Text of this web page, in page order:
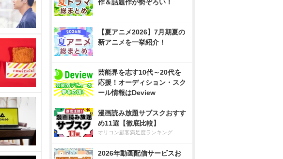
作＆話題作が勢ぞろい！
【夏アニメ2026】7月期夏の
新アニメを一挙紹介！
芸能界を志す10代～20代を
応援！オーディション・スク
ール情報はDeview
漫画読み放題サブスクおすす
め11選【徹底比較】
オリコン顧客満足度ランキング
2026年動画配信サービスお